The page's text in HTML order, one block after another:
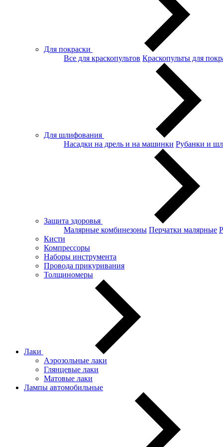
Для покраски
Все для краскопультов Краскопульты для
Для шлифования
Насадки на дрель и на машинки Рубанки и
Защита здоровья
Малярные комбинезоны Перчатки малярные
Кисти
Компрессоры
Наборы инструмента
Провода прикуривания
Толщиномеры
Лаки
Аэрозольные лаки
Глянцевые лаки
Матовые лаки
Лампы автомобильные